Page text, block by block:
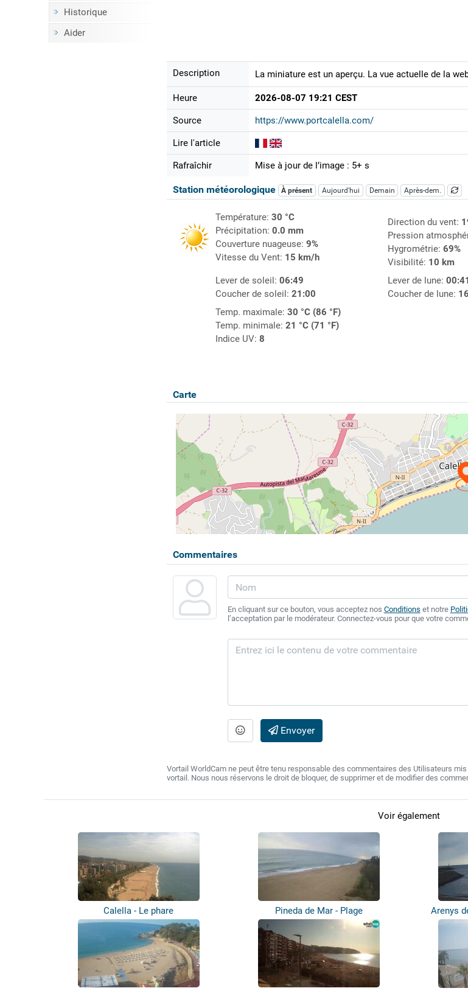
Historique
Aider
Description La miniature est un aperçu. La vue actuelle de la
Heure 2026-08-07 19:21 CEST
Source https://www.portcalella.com/
Lire l'article
Rafraîchir Mise à jour de l’image : 5+ s
Station météorologique À présent Aujourd'hui Demain Après-dem.
Température: 30 °C
Précipitation: 0.0 mm
Couverture nuageuse: 9%
Vitesse du Vent: 15 km/h
Direction du vent:
Pression
Hygrométrie: 69%
Visibilité: 10 km
Lever de soleil: 06:49
Coucher de soleil: 21:00
Lever de lune: 00:41
Coucher de lune:
Temp. maximale: 30 °C (86 °F)
Temp. minimale: 21 °C (71 °F)
Indice UV: 8
Carte
Commentaires
En cliquant sur ce bouton, vous acceptez nos Conditions et notre
l’acceptation par le modérateur. Connectez-vous pour que votre
Envoyer
Vortail WorldCam ne peut être tenu responsable des commentaires des Utilisateurs
vortail. Nous nous réservons le droit de bloquer, de supprimer et de modifier des
Voir également
Calella - Le phare Pineda de Mar - Plage Arenys